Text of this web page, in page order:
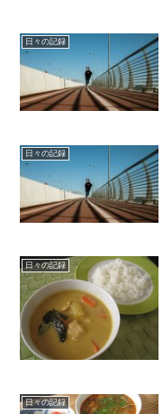
日々の記録
日々の記録
日々の記録
日々の記録